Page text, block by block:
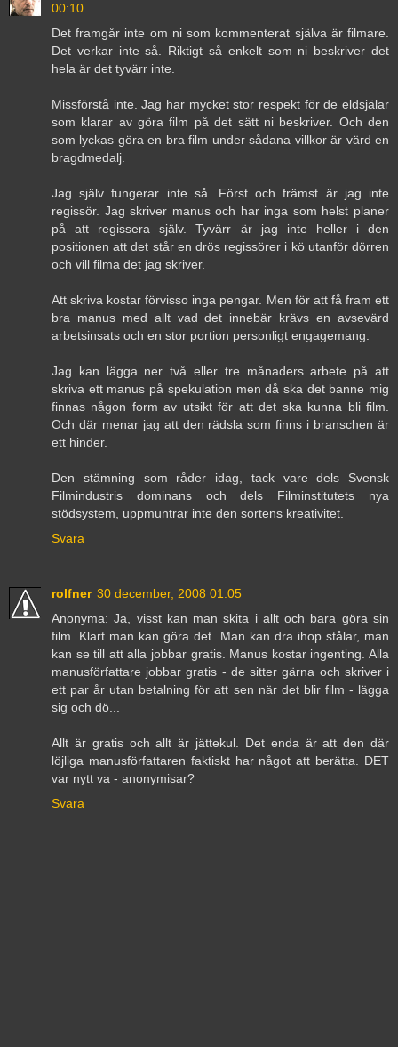
00:10
Det framgår inte om ni som kommenterat själva är filmare.
Det verkar inte så. Riktigt så enkelt som ni beskriver det
hela är det tyvärr inte.
Missförstå inte. Jag har mycket stor respekt för de eldsjälar
som klarar av göra film på det sätt ni beskriver. Och den
som lyckas göra en bra film under sådana villkor är värd en
bragdmedalj.
Jag själv fungerar inte så. Först och främst är jag inte
regissör. Jag skriver manus och har inga som helst planer
på att regissera själv. Tyvärr är jag inte heller i den
positionen att det står en drös regissörer i kö utanför dörren
och vill filma det jag skriver.
Att skriva kostar förvisso inga pengar. Men för att få fram ett
bra manus med allt vad det innebär krävs en avsevärd
arbetsinsats och en stor portion personligt engagemang.
Jag kan lägga ner två eller tre månaders arbete på att
skriva ett manus på spekulation men då ska det banne mig
finnas någon form av utsikt för att det ska kunna bli film.
Och där menar jag att den rädsla som finns i branschen är
ett hinder.
Den stämning som råder idag, tack vare dels Svensk
Filmindustris dominans och dels Filminstitutets nya
stödsystem, uppmuntrar inte den sortens kreativitet.
Svara
rolfner 30 december, 2008 01:05
Anonyma: Ja, visst kan man skita i allt och bara göra sin
film. Klart man kan göra det. Man kan dra ihop stålar, man
kan se till att alla jobbar gratis. Manus kostar ingenting. Alla
manusförfattare jobbar gratis - de sitter gärna och skriver i
ett par år utan betalning för att sen när det blir film - lägga
sig och dö...
Allt är gratis och allt är jättekul. Det enda är att den där
löjliga manusförfattaren faktiskt har något att berätta. DET
var nytt va - anonymisar?
Svara